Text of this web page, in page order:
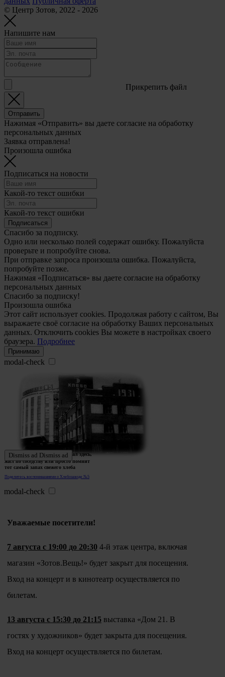
© Центр Зотов, 2022 - 2026
Напишите нам
Прикрепить файл
Отправить
Нажимая «Отправить» вы даете согласие на обработку
персональных данных
Заявка отправлена!
Произошла ошибка
Подписаться на новости
Какой-то текст ошибки
Какой-то текст ошибки
Подписаться
Спасибо за подписку.
Одно или несколько полей содержат ошибку. Пожалуйста
проверьте и попробуйте снова.
При отправке запроса произошла ошибка. Пожалуйста,
попробуйте позже.
Нажимая «Подписаться» вы даете согласие на обработку
персональных данных
Спасибо за подписку!
Произошла ошибка
Этот сайт использует cookies. Продолжая работу с сайтом, Вы
выражаете своё согласие на обработку Ваших персональных
данных. Отключить cookies Вы можете в настройках своего
браузера. Подробнее
Принимаю
modal-check
Поделитесь воспоминаниями о Хлебозаводе №5
Ждем истории тех, кто работал здесь,
жил по соседству или просто помнит
тот самый запах свежего хлеба
Dismiss ad Dismiss ad
modal-check
Уважаемые посетители!
7 августа с 19:00 до 20:30 4-й этаж центра, включая
магазин «Зотов.Вещь!» будет закрыт для посещения.
Вход на концерт и в кинотеатр осуществляется по
билетам.
13 августа с 15:30 до 21:15 выставка «Дом 21. В
гостях у художников» будет закрыта для посещения.
Вход на концерт осуществляется по билетам.